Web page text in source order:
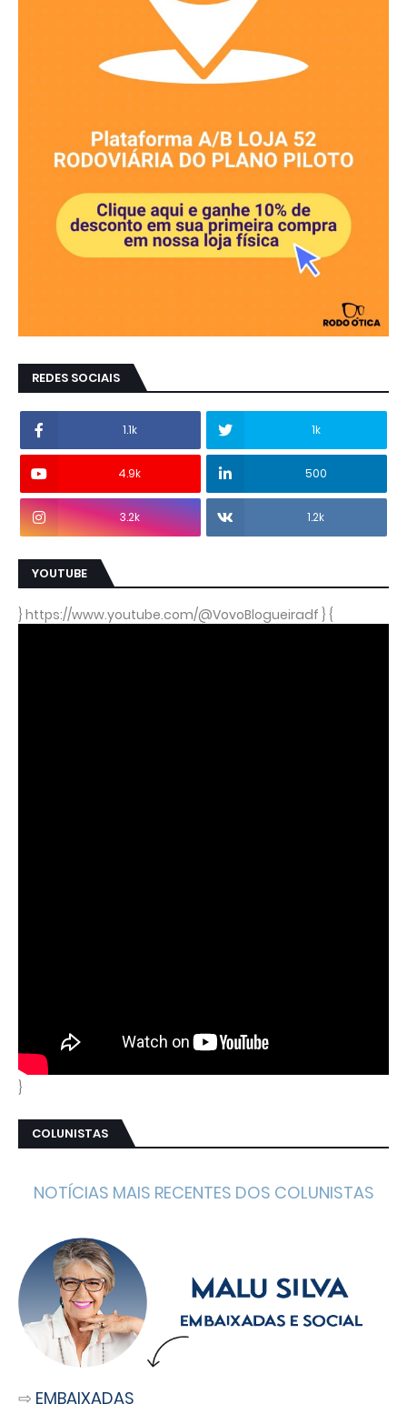
REDES SOCIAIS
1.1k 1k
4.9k 500
3.2k 1.2k
YOUTUBE
} https://www.youtube.com/@VovoBlogueiradf } {
}
COLUNISTAS
NOTÍCIAS MAIS RECENTES DOS COLUNISTAS
⇨ EMBAIXADAS